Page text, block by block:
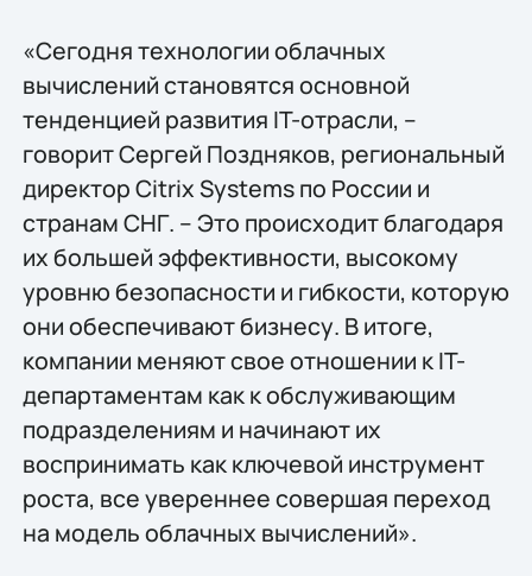
«Сегодня технологии облачных
вычислений становятся основной
тенденцией развития IT-отрасли, –
говорит Сергей Поздняков, региональный
директор Citrix Systems по России и
странам СНГ. – Это происходит благодаря
их большей эффективности, высокому
уровню безопасности и гибкости, которую
они обеспечивают бизнесу. В итоге,
компании меняют свое отношении к IT-
департаментам как к обслуживающим
подразделениям и начинают их
воспринимать как ключевой инструмент
роста, все увереннее совершая переход
на модель облачных вычислений».